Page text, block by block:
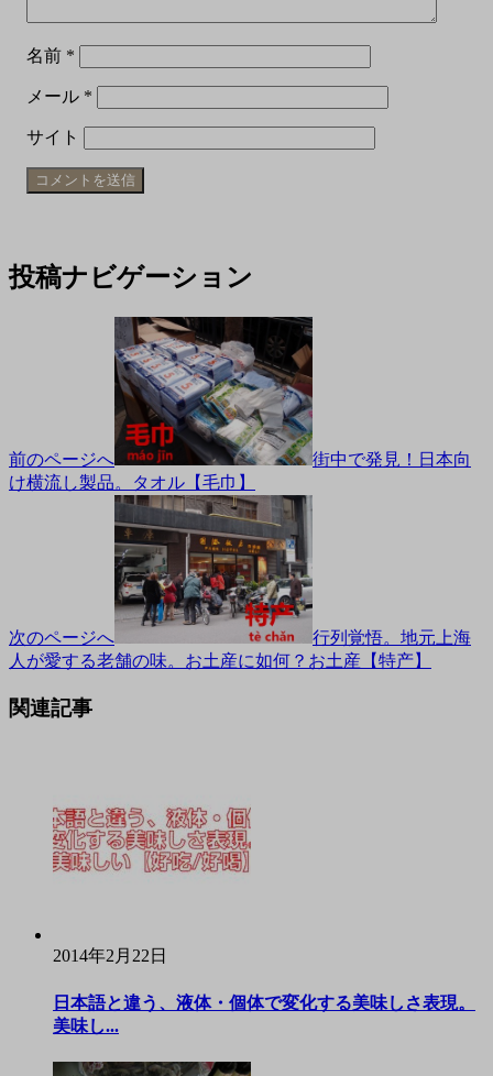
名前 *
メール *
サイト
投稿ナビゲーション
前のページへ
街中で発見！日本向
け横流し製品。タオル【毛巾】
次のページへ
行列覚悟。地元上海
人が愛する老舗の味。お土産に如何？お土産【特产】
関連記事
2014年2月22日
日本語と違う、液体・個体で変化する美味しさ表現。
美味し...